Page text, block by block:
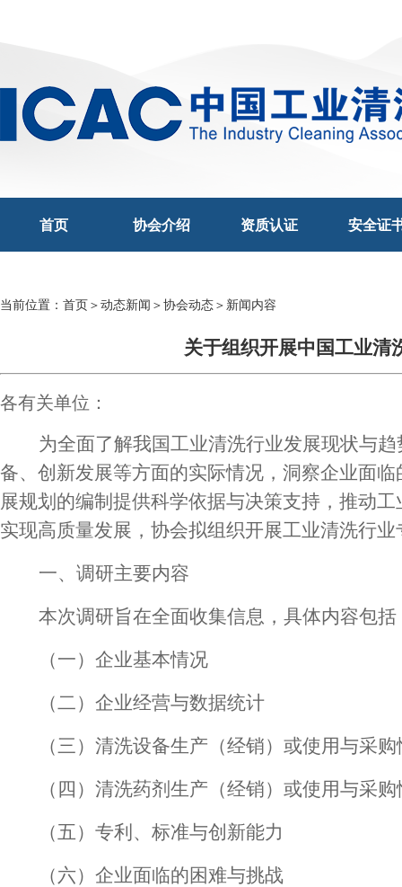
首页 协会介绍 资质认证 安全证
当前位置： 首页＞动态新闻 ＞协会动态＞新闻内容
关于组织开展中国工业清
各有关单位：
为全面了解我国工业清洗行业发展现状与
备、创新发展等方面的实际情况，洞察企业面
展规划的编制提供科学依据与决策支持，推动
实现高质量发展， 协会拟组织开展工业清洗行
一、调研主要内容
本次调研旨在全面收集信息，具体内容包括
（一）企业基本情况
（二）企业经营与数据统计
（三）清洗设备生产（经销） 或使用与采购
（四）清洗药剂生产（经销） 或使用与采购
（五）专利、标准与创新能力
（六）企业面临的困难与挑战